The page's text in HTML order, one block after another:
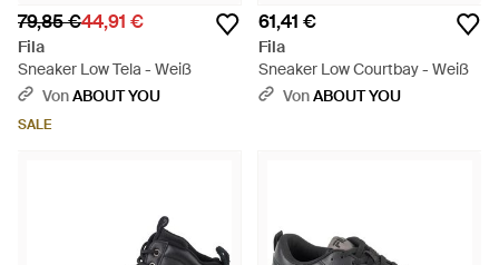
79,85 €44,91 €
Fila
Sneaker Low Tela - Weiß
VonABOUT YOU
SALE
61,41 €
Fila
Sneaker Low Courtbay - Weiß
VonABOUT YOU